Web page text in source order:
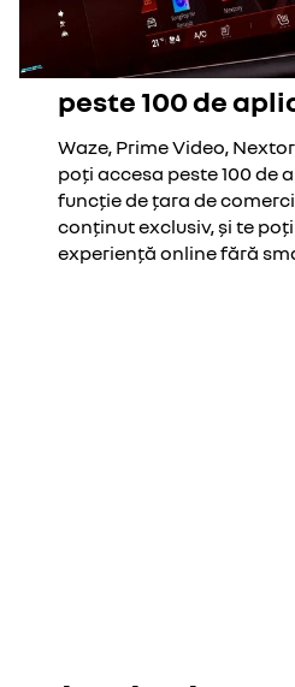
peste 100 de
Waze, Prime Video,
poți accesa peste 100 de
funcție de țara de
conținut exclusiv, și te
experiență online fără